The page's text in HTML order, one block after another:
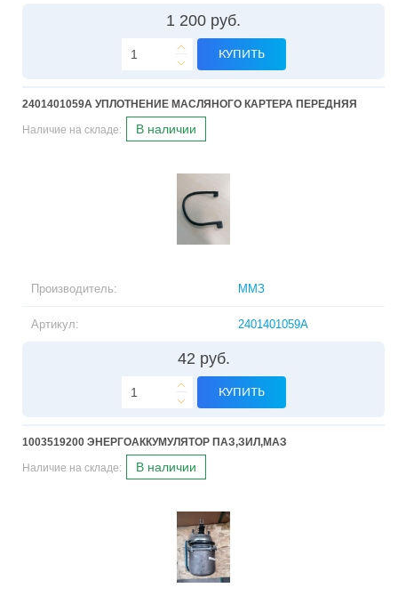
1 200 руб.
КУПИТЬ
2401401059А УПЛОТНЕНИЕ МАСЛЯНОГО КАРТЕРА ПЕРЕДНЯЯ
Наличие на складе: В наличии
Производитель: ММЗ
Артикул: 2401401059А
42 руб.
КУПИТЬ
1003519200 ЭНЕРГОАККУМУЛЯТОР ПАЗ,ЗИЛ,МАЗ
Наличие на складе: В наличии